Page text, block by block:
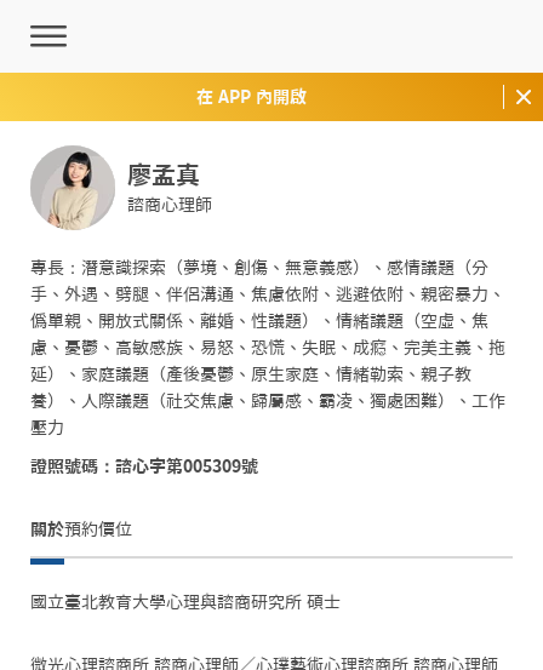
在 APP 內開啟
廖孟真
諮商心理師
專長：潛意識探索（夢境、創傷、無意義感）、感情議題（分
手、外遇、劈腿、伴侶溝通、焦慮依附、逃避依附、親密暴力、
僞單親、開放式關係、離婚、性議題）、情緒議題（空虛、焦
慮、憂鬱、高敏感族、易怒、恐慌、失眠、成癮、完美主義、拖
延）、家庭議題（產後憂鬱、原生家庭、情緒勒索、親子教
養）、人際議題（社交焦慮、歸屬感、霸凌、獨處困難）、工作
壓力
證照號碼：諮心字第005309號
關於預約價位
國立臺北教育大學心理與諮商研究所 碩士
微光心理諮商所 諮商心理師／心璞藝術心理諮商所 諮商心理師